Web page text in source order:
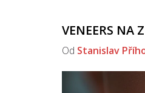
VENEERS NA
Od Stanislav